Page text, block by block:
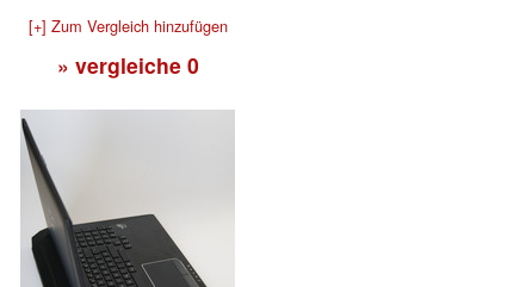
[+] Zum Vergleich hinzufügen
» vergleiche 0